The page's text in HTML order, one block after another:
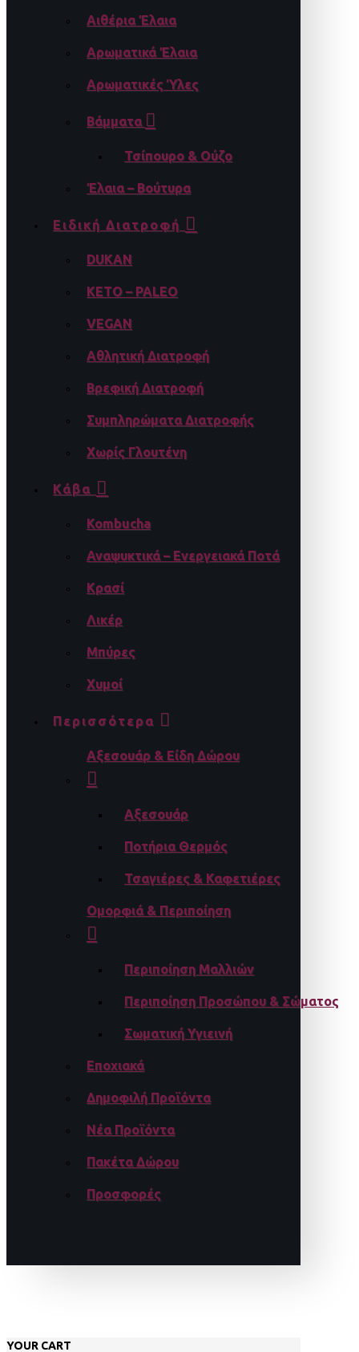
Αιθέρια Έλαια
Αρωματικά Έλαια
Αρωματικές Ύλες
Βάμματα
Τσίπουρο & Ούζο
Έλαια – Βούτυρα
Ειδική Διατροφή
DUKAN
KETO – PALEO
VEGAN
Αθλητική Διατροφή
Βρεφική Διατροφή
Συμπληρώματα Διατροφής
Χωρίς Γλουτένη
Κάβα
Kombucha
Αναψυκτικά – Ενεργειακά Ποτά
Κρασί
Λικέρ
Μπύρες
Χυμοί
Περισσότερα
Αξεσουάρ & Είδη Δώρου
Αξεσουάρ
Ποτήρια Θερμός
Τσαγιέρες & Καφετιέρες
Ομορφιά & Περιποίηση
Περιποίηση Μαλλιών
Περιποίηση Προσώπου & Σώματος
Σωματική Υγιεινή
Εποχιακά
Δημοφιλή Προϊόντα
Νέα Προϊόντα
Πακέτα Δώρου
Προσφορές
YOUR CART